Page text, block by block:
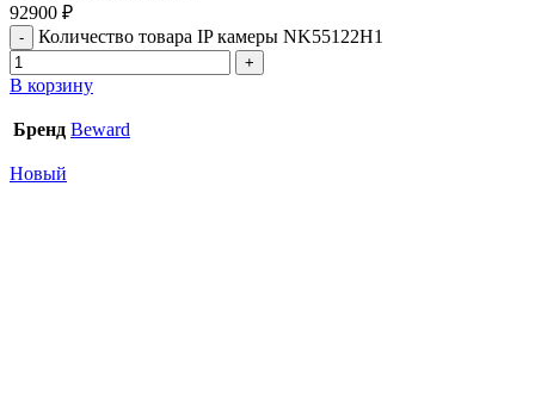
92900 ₽
Количество товара IP камеры NK55122H1
В корзину
Бренд Beward
Новый